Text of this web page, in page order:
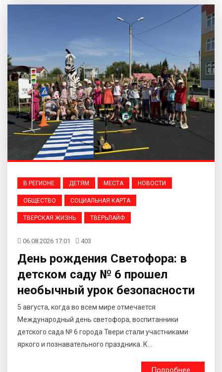
В РЕГИОНЕ ДЕТЯМ МЕСТА НОВОСТИ
ОБЩЕСТВО СОЦИАЛЬНАЯ КАРТА
ТВЕРСКАЯ ЖИЗНЬ ТВЕРЬЛАЙФ
06.08.2026 17:01 403
День рождения Светофора: в
детском саду № 6 прошел
необычный урок безопасности
5 августа, когда во всем мире отмечается
Международный день светофора, воспитанники
детского сада № 6 города Твери стали участниками
яркого и познавательного праздника. К...
Подробнее...